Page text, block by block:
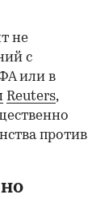
не
с
или в
Reuters,
против